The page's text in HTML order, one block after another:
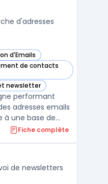
tout en
d'adresses
d'Emails
de contacts
newsletter
performant
adresses emails
à une base de
d'adresses
Hunter
Fiche complète
de newsletters